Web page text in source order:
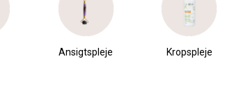
Ansigtspleje Kropspleje